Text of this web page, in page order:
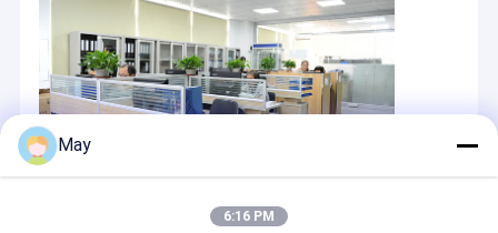
May
6:16 PM